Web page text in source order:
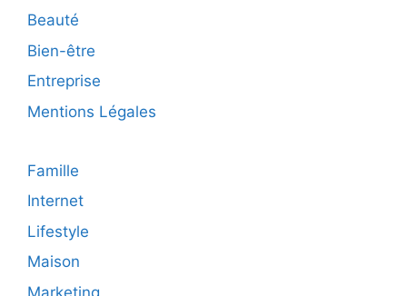
Beauté
Bien-être
Entreprise
Mentions Légales
Famille
Internet
Lifestyle
Maison
Marketing